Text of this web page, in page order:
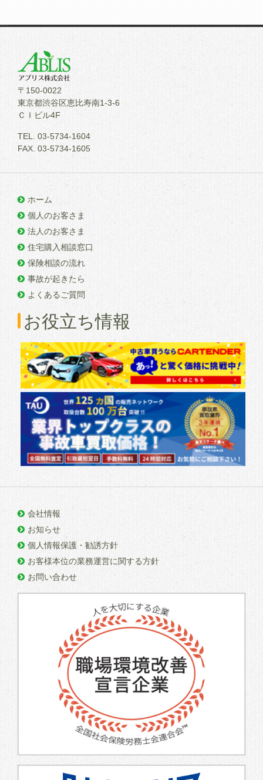
-->
〒150-0022
東京都渋谷区恵比寿南1-3-6
ＣＩビル4F
TEL. 03-5734-1604
FAX. 03-5734-1605
ホーム
個人のお客さま
法人のお客さま
住宅購入相談窓口
保険相談の流れ
事故が起きたら
よくあるご質問
お役立ち情報
会社情報
お知らせ
個人情報保護・勧誘方針
お客様本位の業務運営に関する方針
お問い合わせ